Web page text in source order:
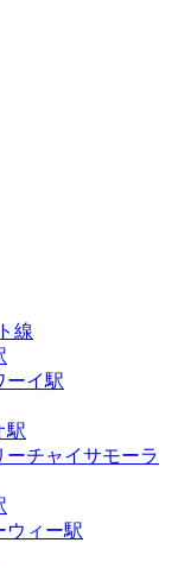
線
ーイ駅
駅
ーチャイサモーラ
ウィー駅